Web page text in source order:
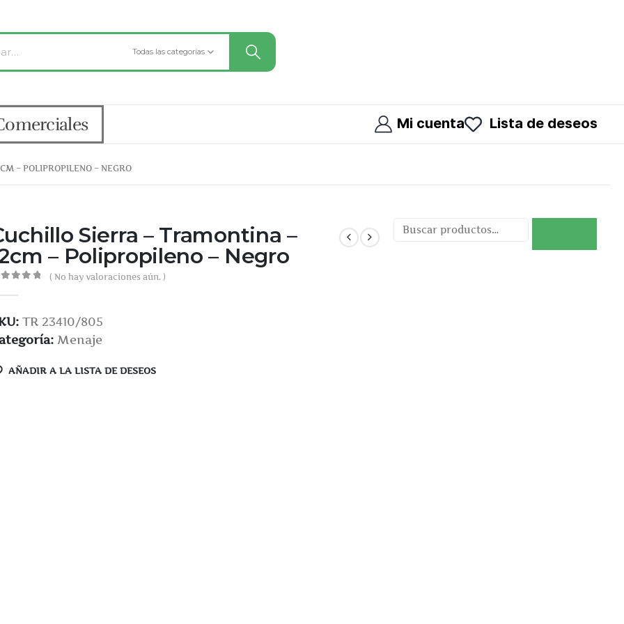
Todas las categorías
Mi cuenta Lista de deseos
– POLIPROPILENO – NEGRO
Sierra – Tramontina –
– Polipropileno – Negro
( No hay valoraciones aún. )
TR 23410/805
Menaje
AÑADIR A LA LISTA DE DESEOS